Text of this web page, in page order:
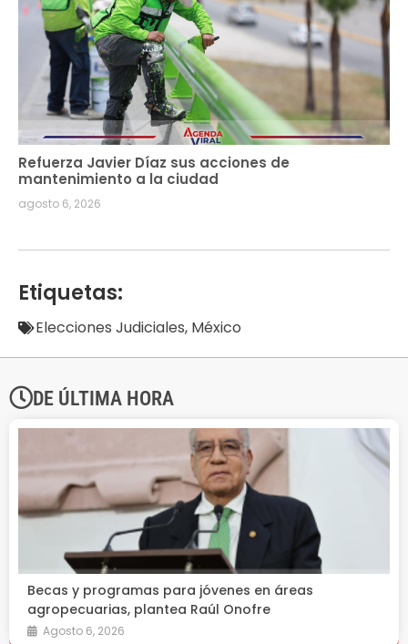
Refuerza Javier Díaz sus acciones de
mantenimiento a la ciudad
agosto 6, 2026
Etiquetas:
Elecciones Judiciales, México
DE ÚLTIMA HORA
Becas y programas para jóvenes en áreas
agropecuarias, plantea Raúl Onofre
Agosto 6, 2026